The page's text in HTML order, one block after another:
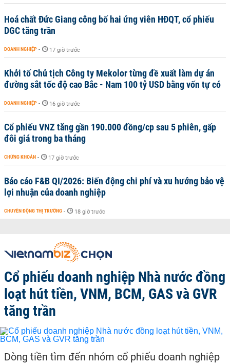
Hoá chất Đức Giang công bố hai ứng viên HĐQT, cổ phiếu
DGC tăng trần
DOANH NGHIỆP - 17 giờ trước
Khởi tố Chủ tịch Công ty Mekolor từng đề xuất làm dự án
đường sắt tốc độ cao Bắc - Nam 100 tỷ USD bằng vốn tự có
DOANH NGHIỆP - 16 giờ trước
Cổ phiếu VNZ tăng gần 190.000 đồng/cp sau 5 phiên, gấp
đôi giá trong ba tháng
CHỨNG KHOÁN - 17 giờ trước
Báo cáo F&B QI/2026: Biến động chi phí và xu hướng bảo vệ
lợi nhuận của doanh nghiệp
CHUYỂN ĐỘNG THỊ TRƯỜNG - 18 giờ trước
Cổ phiếu doanh nghiệp Nhà nước đồng
loạt hút tiền, VNM, BCM, GAS và GVR
tăng trần
Dòng tiền tìm đến nhóm cổ phiếu doanh nghiệp